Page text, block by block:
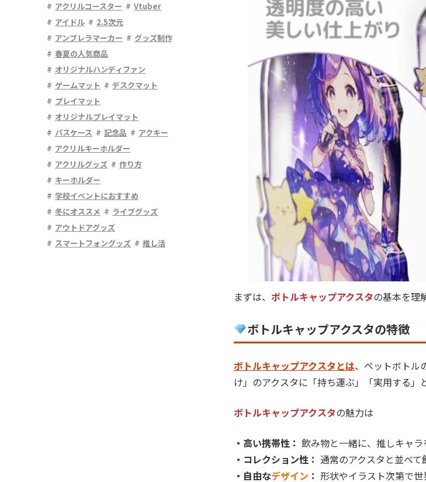
まずは、 ボトルキャップアクスタの基本を理
ボトルキャップアクスタの特徴
ボトルキャップアクスタとは、ペットボトル
け」のアクスタに「持ち運ぶ」「実用する」
ボトルキャップアクスタの魅力は
・高い携帯性： 飲み物と一緒に、推しキャラ
・コレクション性： 通常のアクスタと並べて
・自由なデザイン ： 形状やイラスト次第で
アクリルコースター
Vtuber
アイドル
2.5次元
アンブレラマーカー
グッズ制作
春夏の人気商品
オリジナルハンディファン
ゲームマット
デスクマット
プレイマット
オリジナルプレイマット
パスケース
記念品
アクキー
アクリルキーホルダー
アクリルグッズ
作り方
キーホルダー
学校イベントにおすすめ
冬にオススメ
ライブグッズ
アウトドアグッズ
スマートフォングッズ
推し活